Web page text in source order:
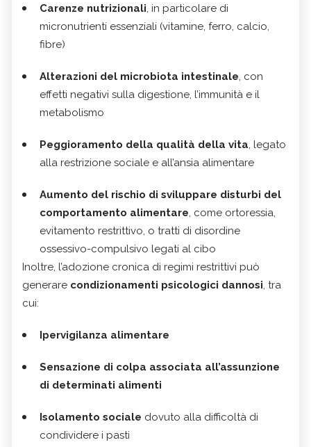
Carenze nutrizionali , in particolare di
micronutrienti essenziali (vitamine, ferro, calcio,
fibre)
Alterazioni del microbiota intestinale , con
effetti negativi sulla digestione, l’immunità e il
metabolismo
Peggioramento della qualità della vita , legato
alla restrizione sociale e all’ansia alimentare
Aumento del rischio di sviluppare disturbi del
comportamento alimentare , come ortoressia,
evitamento restrittivo, o tratti di disordine
ossessivo-compulsivo legati al cibo
Inoltre, l’adozione cronica di regimi restrittivi può
generare condizionamenti psicologici dannosi , tra
cui:
Ipervigilanza alimentare
Sensazione di colpa associata all’assunzione
di determinati alimenti
Isolamento sociale dovuto alla difficoltà di
condividere i pasti